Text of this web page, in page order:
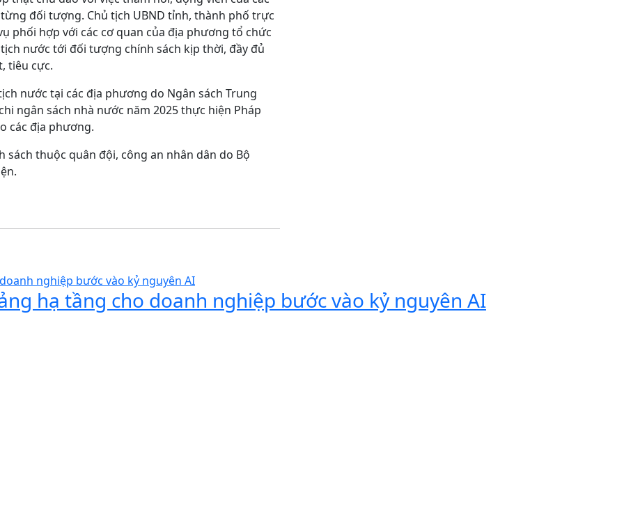
đối tượng. Chủ tịch UBND tỉnh, thành phố trực
phối hợp với các cơ quan của địa phương tổ chức
nước tới đối tượng chính sách kịp thời, đầy đủ
tiêu cực.
nước tại các địa phương do Ngân sách Trung
ngân sách nhà nước năm 2025 thực hiện Pháp
các địa phương.
thuộc quân đội, công an nhân dân do Bộ
hạ tầng cho doanh nghiệp bước vào kỷ nguyên AI